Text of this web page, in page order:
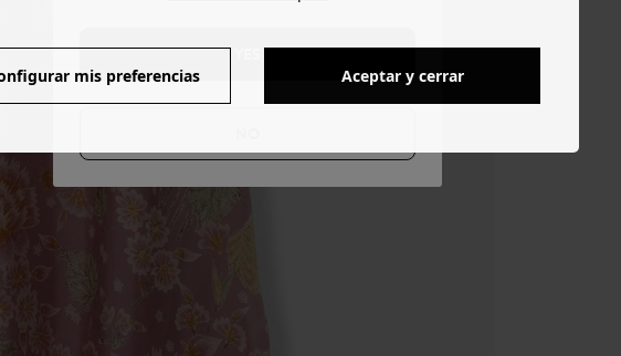
mis preferencias Aceptar y cerrar